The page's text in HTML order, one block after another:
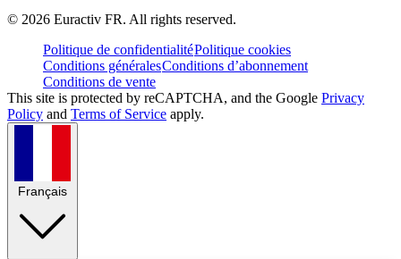
© 2026 Euractiv FR. All rights reserved.
Politique de confidentialitéPolitique cookies
Conditions généralesConditions d’abonnement
Conditions de vente
This site is protected by reCAPTCHA, and the Google Privacy
Policy and Terms of Service apply.
Français